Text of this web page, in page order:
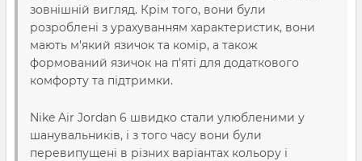
зовнішній вигляд. Крім того, вони були
розроблені з урахуванням характеристик, вони
мають м'який язичок та комір, а також
формований язичок на п'яті для додаткового
комфорту та підтримки.
Nike Air Jordan 6 швидко стали улюбленими у
шанувальників, і з того часу вони були
перевипущені в різних варіантах кольору і